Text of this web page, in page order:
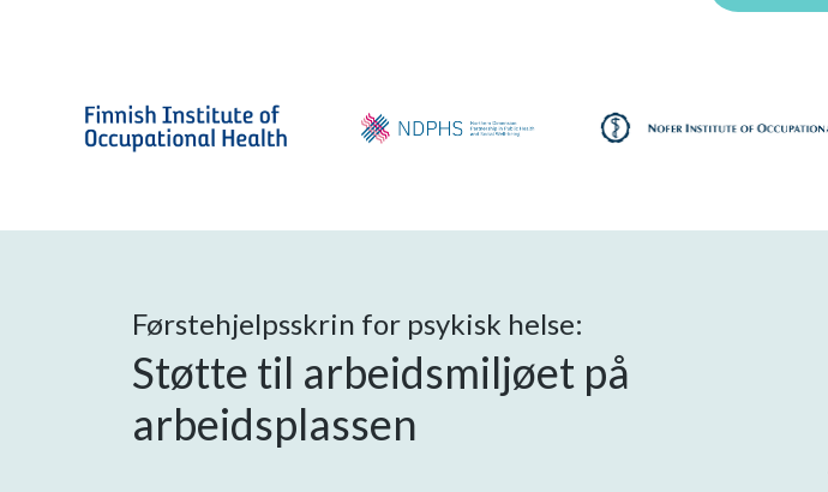
Førstehjelpsskrin for psykisk helse:
Støtte til arbeidsmiljøet på
arbeidsplassen